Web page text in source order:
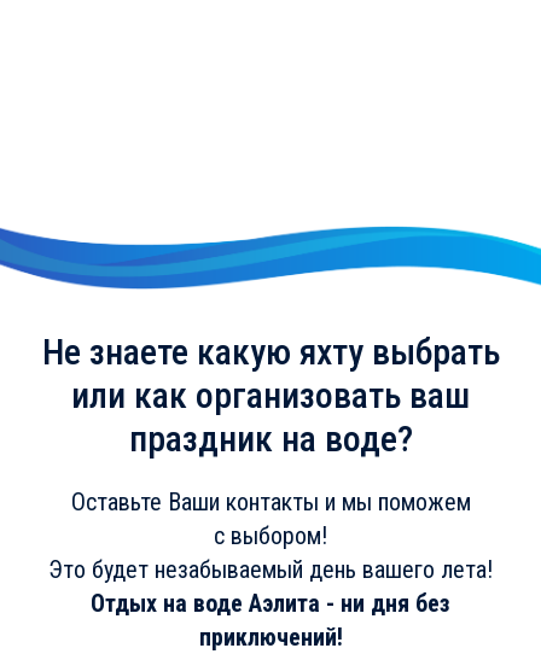
Не знаете какую яхту выбрать
или как организовать ваш
праздник на воде?
Оставьте Ваши контакты и мы поможем
с выбором!
Это будет незабываемый день вашего лета!
Отдых на воде Аэлита - ни дня без
приключений!